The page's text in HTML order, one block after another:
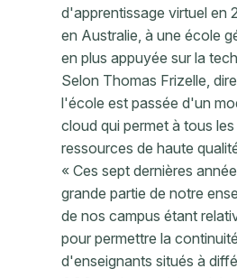
d'apprentissage virtuel en
en Australie, à une école
en plus appuyée sur la
Selon Thomas Frizelle,
l'école est passée d'un
cloud qui permet à tous
ressources de haute
« Ces sept dernières
grande partie de notre
de nos campus étant
pour permettre la
d'enseignants situés à